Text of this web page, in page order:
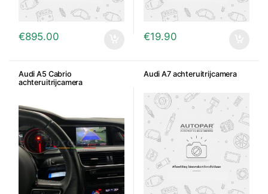
€895.00 €19.90
Audi A5 Cabrio
achteruitrijcamera
Audi A7 achteruitrijcamera